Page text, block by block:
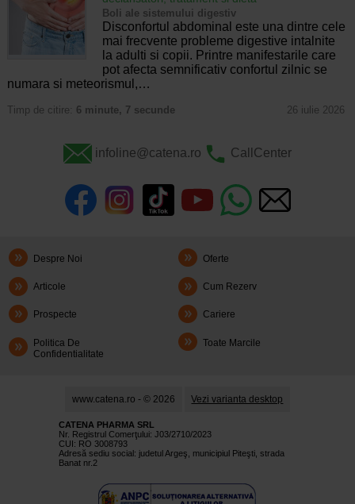
Boli ale sistemului digestiv
Disconfortul abdominal este una dintre cele
mai frecvente probleme digestive intalnite
la adulti si copii. Printre manifestarile care
pot afecta semnificativ confortul zilnic se
numara si meteorismul,…
Timp de citire: 6 minute, 7 secunde 26 iulie 2026
infoline@catena.ro CallCenter
Despre Noi Oferte
Articole Cum Rezerv
Prospecte Cariere
Politica De
Confidentialitate
Toate Marcile
www.catena.ro - © 2026 Vezi varianta desktop
CATENA PHARMA SRL
Nr. Registrul Comerţului: J03/2710/2023
CUI: RO 3008793
Adresă sediu social: judetul Argeş, municipiul Piteşti, strada
Banat nr.2